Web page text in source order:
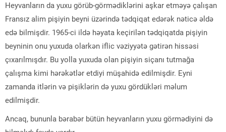
Heyvanların da yuxu görüb-görmədiklərini aşkar etməyə çalışan
Fransız alim pişiyin beyni üzərində tədqiqat edərək nəticə əldə
edə bilmişdir. 1965-ci ildə həyata keçirilən tədqiqatda pişiyin
beyninin onu yuxuda olarkən iflic vəziyyətə gətirən hissəsi
çıxarılmışdır. Bu yolla yuxuda olan pişiyin siçanı tutmağa
çalışma kimi hərəkətlər etdiyi müşahidə edilmişdir. Eyni
zamanda itlərin və pişiklərin də yuxu gördükləri məlum
edilmişdir.
Ancaq, bununla bərabər bütün heyvanların yuxu görmədiyini də